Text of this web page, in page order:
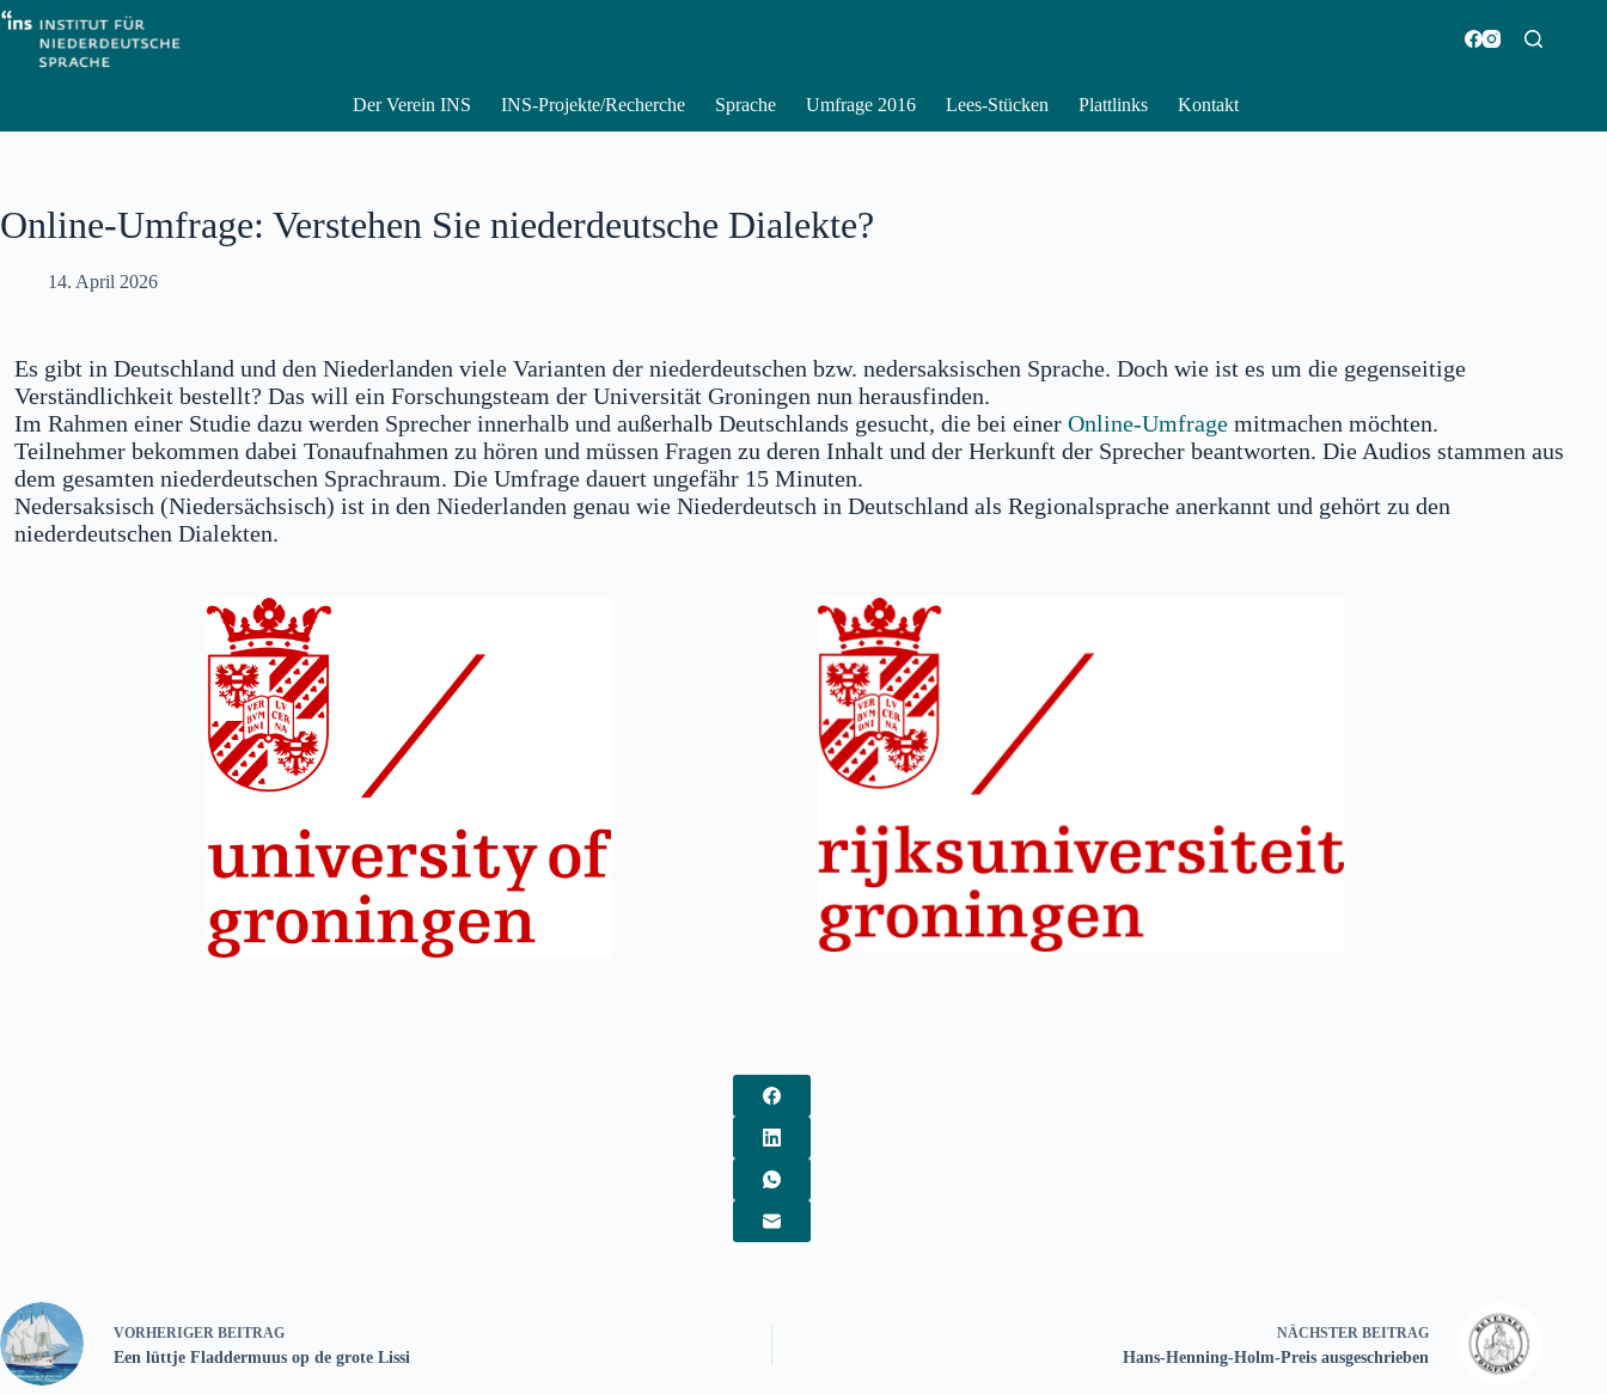
Zum
Inhalt
springen
Der Verein INS INS-Projekte/Recherche Sprache Umfrage 2016 Lees-Stücken Plattlinks Kontakt
Online-Umfrage: Verstehen Sie niederdeutsche Dialekte?
14. April 2026
Es gibt in Deutschland und den Niederlanden viele Varianten der niederdeutschen bzw. nedersaksischen Sprache. Doch wie ist es um die gegenseitige
Verständlichkeit bestellt? Das will ein Forschungsteam der Universität Groningen nun herausfinden.
Im Rahmen einer Studie dazu werden Sprecher innerhalb und außerhalb Deutschlands gesucht, die bei einer Online-Umfrage mitmachen möchten.
Teilnehmer bekommen dabei Tonaufnahmen zu hören und müssen Fragen zu deren Inhalt und der Herkunft der Sprecher beantworten. Die Audios stammen aus
dem gesamten niederdeutschen Sprachraum. Die Umfrage dauert ungefähr 15 Minuten.
Nedersaksisch (Niedersächsisch) ist in den Niederlanden genau wie Niederdeutsch in Deutschland als Regionalsprache anerkannt und gehört zu den
niederdeutschen Dialekten.
VORHERIGER BEITRAG
Een lüttje Fladdermuus op de grote Lissi
NÄCHSTER BEITRAG
Hans-Henning-Holm-Preis ausgeschrieben